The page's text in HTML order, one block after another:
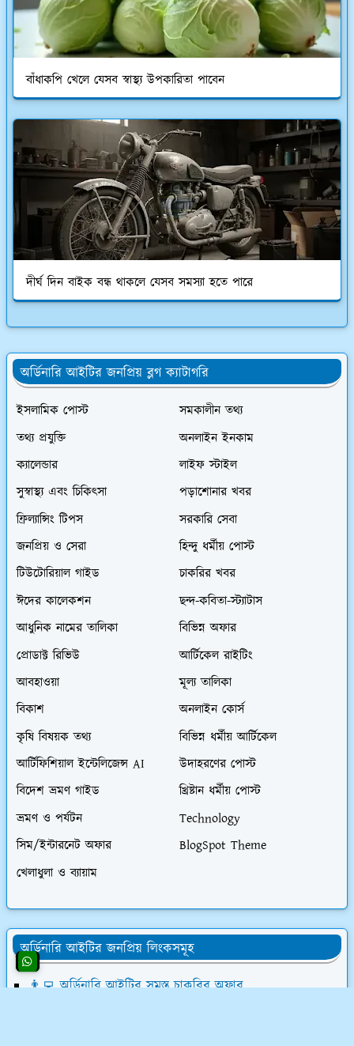
বাঁধাকপি খেলে যেসব স্বাস্থ্য উপকারিতা পাবেন
দীর্ঘ দিন বাইক বন্ধ থাকলে যেসব সমস্যা হতে পারে
অর্ডিনারি আইটির জনপ্রিয় ব্লগ ক্যাটাগরি
ইসলামিক পোস্ট
সমকালীন তথ্য
তথ্য প্রযুক্তি
অনলাইন ইনকাম
ক্যালেন্ডার
লাইফ স্টাইল
সুস্বাস্থ্য এবং চিকিৎসা
পড়াশোনার খবর
ফ্রিল্যান্সিং টিপস
সরকারি সেবা
জনপ্রিয় ও সেরা
হিন্দু ধর্মীয় পোস্ট
টিউটোরিয়াল গাইড
চাকরির খবর
ঈদের কালেকশন
ছন্দ-কবিতা-স্ট্যাটাস
আধুনিক নামের তালিকা
বিভিন্ন অফার
প্রোডাক্ট রিভিউ
আর্টিকেল রাইটিং
আবহাওয়া
মূল্য তালিকা
বিকাশ
অনলাইন কোর্স
কৃষি বিষয়ক তথ্য
বিভিন্ন ধর্মীয় আর্টিকেল
আর্টিফিশিয়াল ইন্টেলিজেন্স AI
উদাহরণের পোস্ট
বিদেশ ভ্রমণ গাইড
খ্রিষ্টান ধর্মীয় পোস্ট
ভ্রমণ ও পর্যটন
Technology
সিম/ইন্টারনেট অফার
BlogSpot Theme
খেলাধুলা ও ব্যায়াম
অর্ডিনারি আইটির জনপ্রিয় লিংকসমূহ
👨‍💻 অর্ডিনারি আইটির সমস্ত চাকরির অফার